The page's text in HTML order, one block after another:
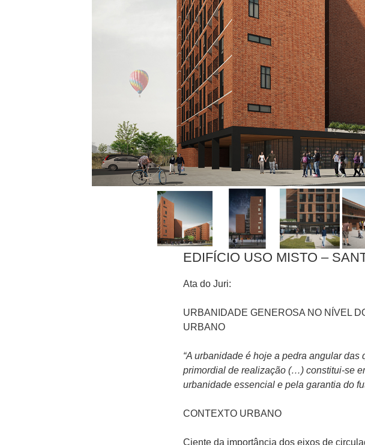
EDIFÍCIO USO MISTO –
Ata do Juri:
URBANIDADE GENEROSA NO NÍVEL
URBANO
“A urbanidade é hoje a pedra angular
primordial de realização (…) constitui-se
urbanidade essencial e pela garantia do
CONTEXTO URBANO
Ciente da importância dos eixos de